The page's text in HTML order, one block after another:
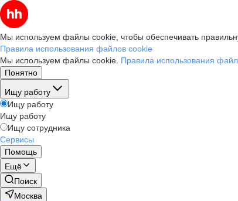
Мы используем файлы cookie, чтобы обеспечивать
Правила использования файлов cookie
Мы используем файлы cookie. Правила использования
Понятно
Ищу работу
Ищу работу
Ищу работу
Ищу сотрудника
Сервисы
Помощь
Ещё
Поиск
Москва